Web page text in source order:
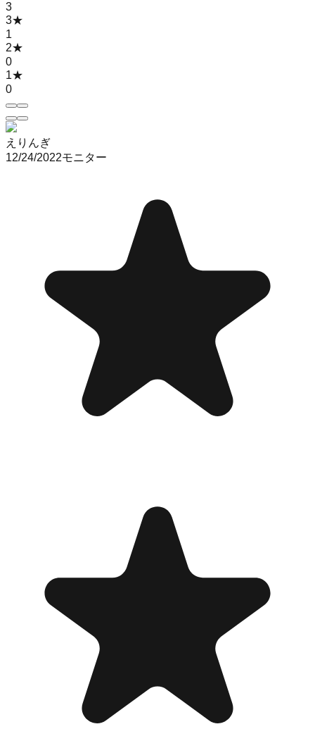
3
3★
1
2★
0
1★
0
えりんぎ
12/24/2022モニター